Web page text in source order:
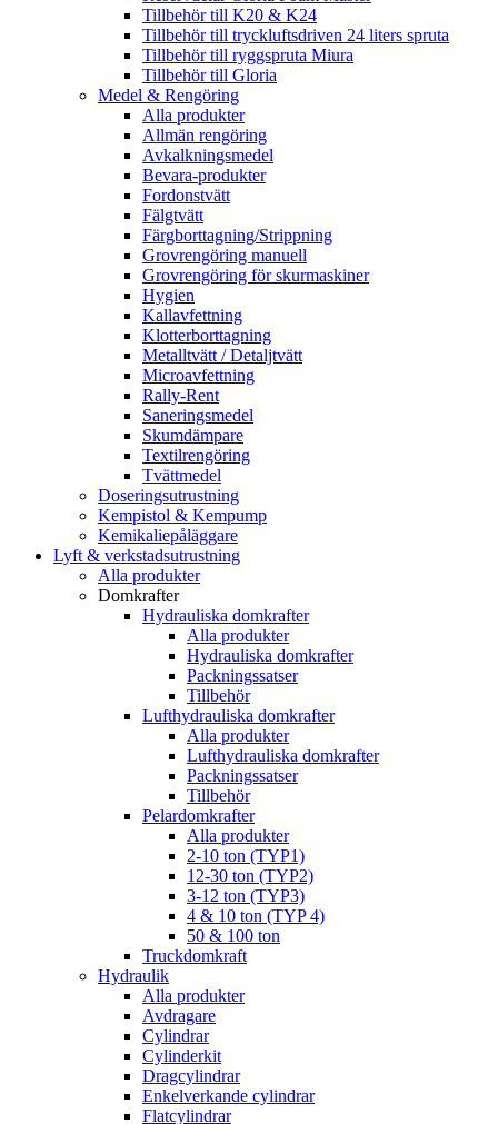
Tillbehör till K20 & K24
Tillbehör till tryckluftsdriven 24 liters spruta
Tillbehör till ryggspruta Miura
Tillbehör till Gloria
Medel & Rengöring
Alla produkter
Allmän rengöring
Avkalkningsmedel
Bevara-produkter
Fordonstvätt
Fälgtvätt
Färgborttagning/Strippning
Grovrengöring manuell
Grovrengöring för skurmaskiner
Hygien
Kallavfettning
Klotterborttagning
Metalltvätt / Detaljtvätt
Microavfettning
Rally-Rent
Saneringsmedel
Skumdämpare
Textilrengöring
Tvättmedel
Doseringsutrustning
Kempistol & Kempump
Kemikaliepåläggare
Lyft & verkstadsutrustning
Alla produkter
Domkrafter
Hydrauliska domkrafter
Alla produkter
Hydrauliska domkrafter
Packningssatser
Tillbehör
Lufthydrauliska domkrafter
Alla produkter
Lufthydrauliska domkrafter
Packningssatser
Tillbehör
Pelardomkrafter
Alla produkter
2-10 ton (TYP1)
12-30 ton (TYP2)
3-12 ton (TYP3)
4 & 10 ton (TYP 4)
50 & 100 ton
Truckdomkraft
Hydraulik
Alla produkter
Avdragare
Cylindrar
Cylinderkit
Dragcylindrar
Enkelverkande cylindrar
Flatcylindrar